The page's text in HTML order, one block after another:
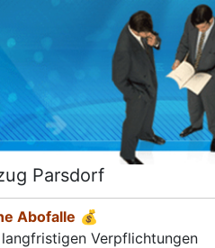
Parsdorf
Abofalle 💰
Verpflichtungen